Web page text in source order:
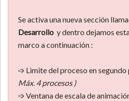
Se activa una nueva sección
Desarrollo y dentro dejamos
marco a continuación :
➩ Limite del proceso en segundo
Máx. 4 procesos )
➩ Ventana de escala de